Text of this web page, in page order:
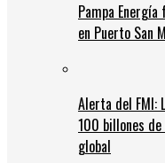
Pampa
en Puerto San
Alerta del FMI:
100 billones
global